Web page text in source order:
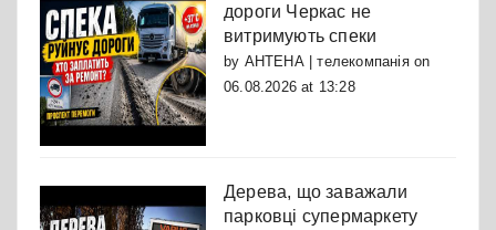
дороги Черкас не
витримують спеки
by АНТЕНА | телекомпаніяon
06.08.2026 at 13:28
Дерева, що заважали
парковці супермаркету